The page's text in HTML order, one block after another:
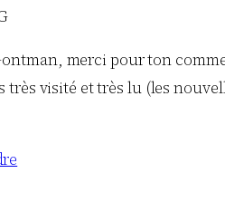
merci pour ton
très visité et très lu (les